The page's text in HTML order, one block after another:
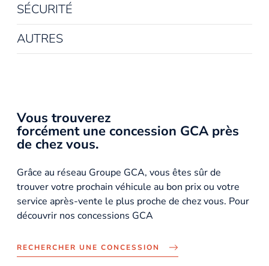
SÉCURITÉ
AUTRES
Vous trouverez
forcément une concession GCA près
de chez vous.
Grâce au réseau Groupe GCA, vous êtes sûr de
trouver votre prochain véhicule au bon prix ou votre
service après-vente le plus proche de chez vous. Pour
découvrir nos concessions GCA
RECHERCHER UNE CONCESSION